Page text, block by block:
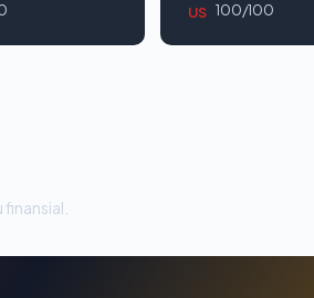
US 100/100